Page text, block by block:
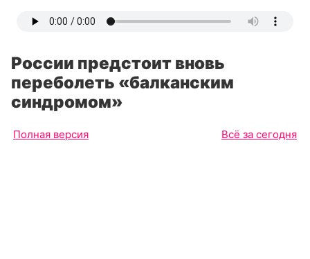
России предстоит вновь
переболеть «балканским
синдромом»
Полная версия Всё за сегодня